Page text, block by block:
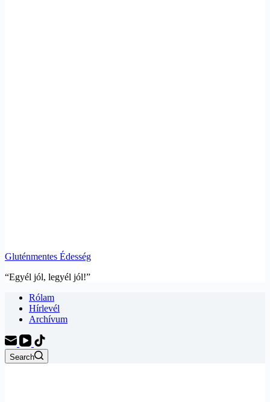
Gluténmentes Édesség
“Egyél jól, legyél jól!”
Rólam
Hírlevél
Archívum
Search